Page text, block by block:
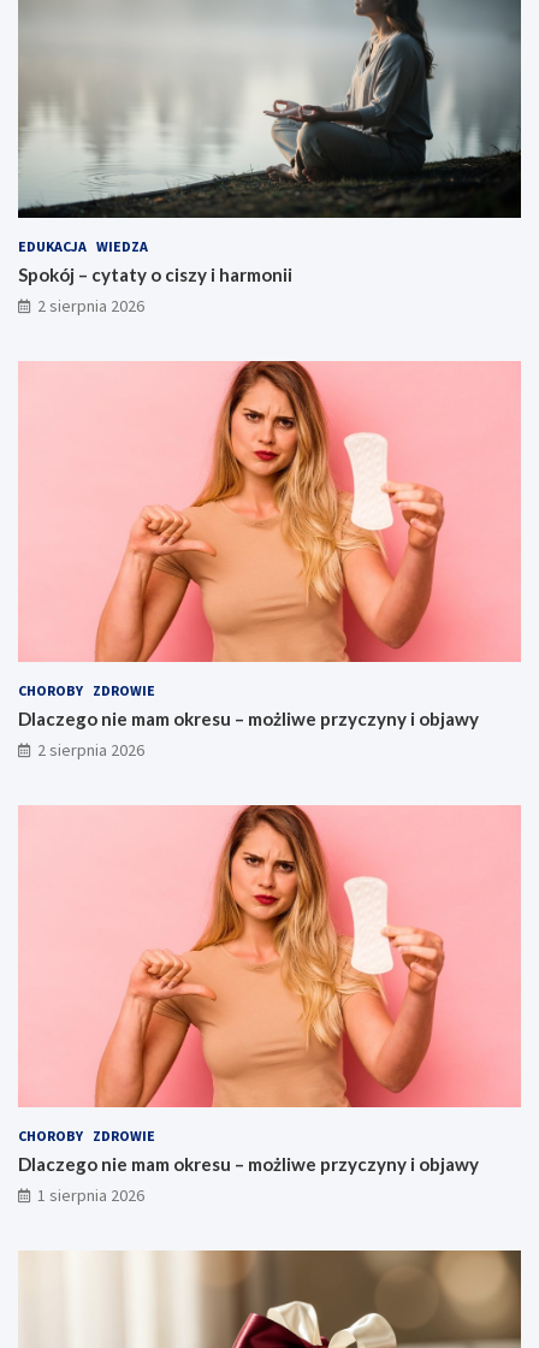
EDUKACJA WIEDZA
Spokój – cytaty o ciszy i harmonii
2 sierpnia 2026
CHOROBY ZDROWIE
Dlaczego nie mam okresu – możliwe przyczyny i objawy
2 sierpnia 2026
CHOROBY ZDROWIE
Dlaczego nie mam okresu – możliwe przyczyny i objawy
1 sierpnia 2026